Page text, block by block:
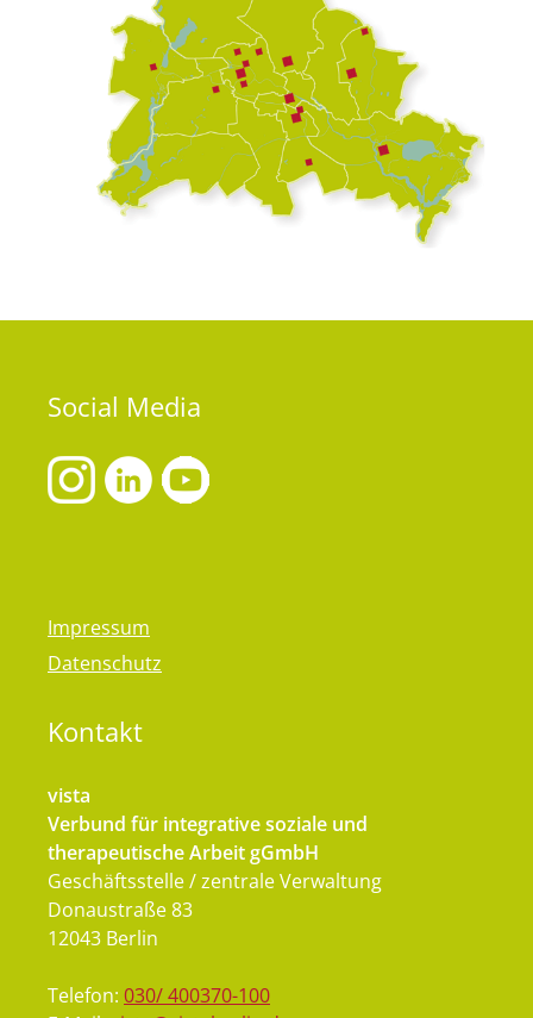
Social Media
Impressum
Datenschutz
Kontakt
vista
Verbund für integrative soziale und
therapeutische Arbeit gGmbH
Geschäftsstelle / zentrale Verwaltung
Donaustraße 83
12043 Berlin
Telefon: 030/ 400370-100